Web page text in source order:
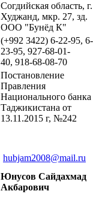
Согдийская область, г.
Худжанд, мкр. 27, зд.
ООО "Бунёд К"
(+992 3422) 6-22-95, 6-
23-95, 927-68-01-
40, 918-68-08-70
Постановление
Правления
Национального банка
Таджикистана от
13.11.2015 г, №242
hubjam2008@mail.ru
Юнусов Сайдахмад
Акбарович